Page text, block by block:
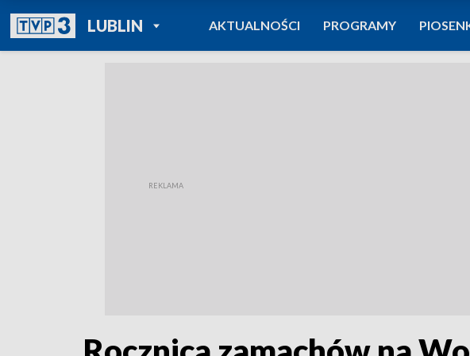
LUBLINPOWRÓT DO
TVP REGIONY
AKTUALNOŚCI PROGRAMY